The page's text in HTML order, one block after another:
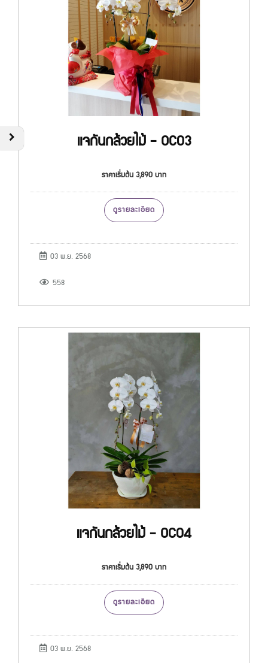
แจกันกล้วยไม้ - OC03
ราคาเริ่มต้น 3,890 บาท
ดูรายละเอียด
03 พ.ย. 2568
558
แจกันกล้วยไม้ - OC04
ราคาเริ่มต้น 3,890 บาท
ดูรายละเอียด
03 พ.ย. 2568